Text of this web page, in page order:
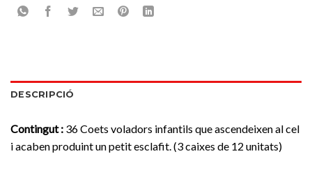
DESCRIPCIÓ
Contingut : 36 Coets voladors infantils que ascendeixen al cel
i acaben produint un petit esclafit. (3 caixes de 12 unitats)